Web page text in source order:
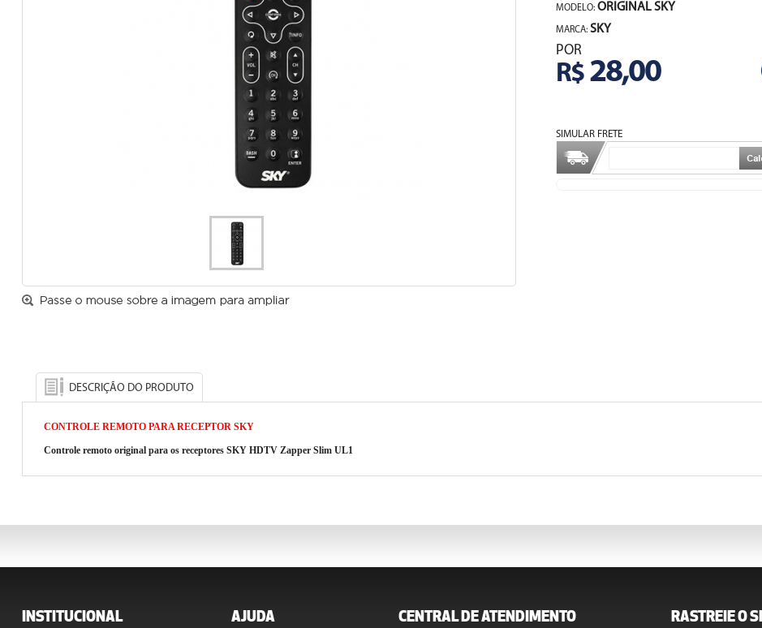
MODELO: ORIGINAL SKY
MARCA: SKY
POR
R$28,00
SIMULAR FRETE
DESCRIÇÃO DO PRODUTO
CONTROLE REMOTO PARA RECEPTOR SKY
Controle remoto original para os receptores SKY HDTV Zapper Slim UL1
INSTITUCIONAL AJUDA CENTRAL DE ATENDIMENTO RASTREIE O